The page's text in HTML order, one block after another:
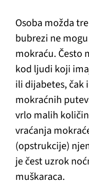
Osoba možda
bubrezi ne
mokraću. Često
kod ljudi koji
ili dijabetes, čak
mokraćnih
vrlo malih
vraćanja
(opstrukcije)
je čest uzrok
muškaraca.